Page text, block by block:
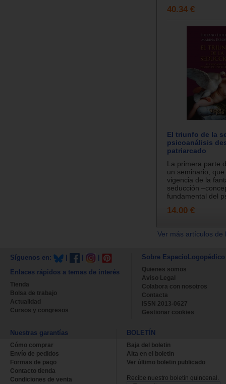
40.34 €
El triunfo de la
psicoanálisis
patriarcado
La primera parte
un seminario,
vigencia de la
seducción
fundamental del
14.00 €
Ver más artículos
Síguenos en:
Enlaces rápidos a temas de interés
Tienda
Bolsa de trabajo
Actualidad
Cursos y congresos
Sobre EspacioLogopédico
Quienes somos
Aviso Legal
Colabora con nosotros
Contacta
ISSN 2013-0627
Gestionar cookies
Nuestras garantías
Cómo comprar
Envío de pedidos
Formas de pago
Contacto tienda
Condiciones de venta
BOLETÍN
Baja del boletin
Alta en el boletin
Ver último boletin publicado
Recibe nuestro boletín quincenal.